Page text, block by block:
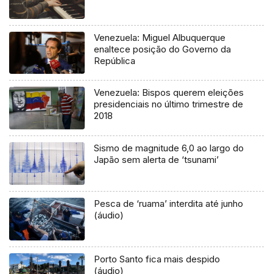
Venezuela: Miguel Albuquerque
enaltece posição do Governo da
República
Venezuela: Bispos querem eleições
presidenciais no último trimestre de
2018
Sismo de magnitude 6,0 ao largo do
Japão sem alerta de ‘tsunami’
Pesca de ‘ruama’ interdita até junho
(áudio)
Porto Santo fica mais despido
(áudio)